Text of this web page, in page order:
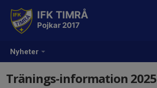
Nyheter
IFK TIMRÅ
Pojkar 2017
Tränings-information 2025